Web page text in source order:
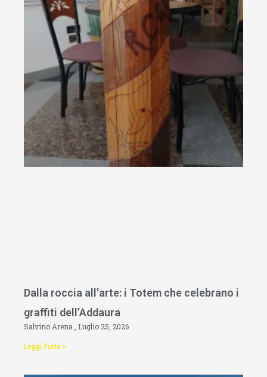
Dalla roccia all’arte: i Totem che celebrano i
graffiti dell’Addaura
Salvino Arena Luglio 25, 2026
Leggi Tutto »